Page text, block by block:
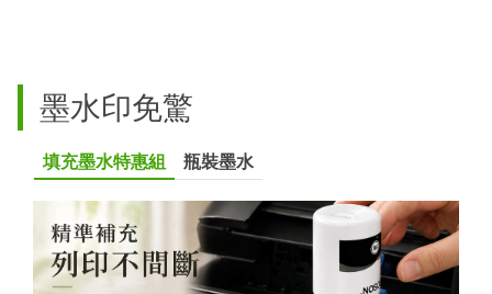
墨水印免驚
填充墨水特惠組 瓶裝墨水